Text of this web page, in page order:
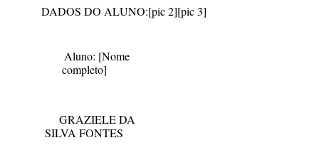
DADOS DO ALUNO:[pic 2][pic 3]
Aluno: [Nome
completo]
GRAZIELE DA
SILVA FONTES